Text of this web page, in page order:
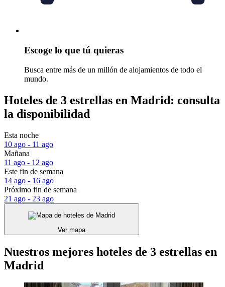
Escoge lo que tú quieras
Busca entre más de un millón de alojamientos de todo el
mundo.
Hoteles de 3 estrellas en Madrid: consulta
la disponibilidad
Esta noche
10 ago - 11 ago
Mañana
11 ago - 12 ago
Este fin de semana
14 ago - 16 ago
Próximo fin de semana
21 ago - 23 ago
Ver mapa
Nuestros mejores hoteles de 3 estrellas en
Madrid